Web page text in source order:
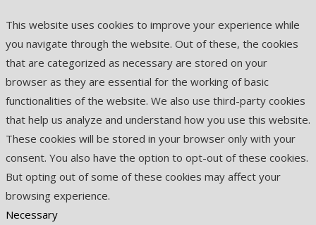
This website uses cookies to improve your experience while
you navigate through the website. Out of these, the cookies
that are categorized as necessary are stored on your
browser as they are essential for the working of basic
functionalities of the website. We also use third-party cookies
that help us analyze and understand how you use this website.
These cookies will be stored in your browser only with your
consent. You also have the option to opt-out of these cookies.
But opting out of some of these cookies may affect your
browsing experience.
Necessary